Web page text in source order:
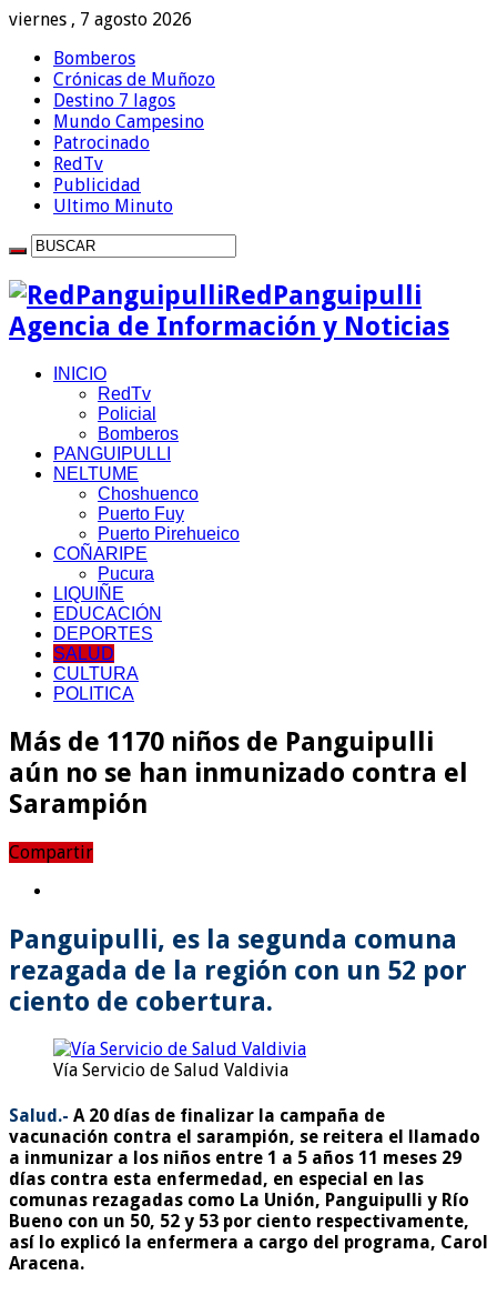
viernes , 7 agosto 2026
Bomberos
Crónicas de Muñozo
Destino 7 lagos
Mundo Campesino
Patrocinado
RedTv
Publicidad
Ultimo Minuto
RedPanguipulli
Agencia de Información y Noticias
INICIO
RedTv
Policial
Bomberos
PANGUIPULLI
NELTUME
Choshuenco
Puerto Fuy
Puerto Pirehueico
COÑARIPE
Pucura
LIQUIÑE
EDUCACIÓN
DEPORTES
SALUD
CULTURA
POLITICA
Más de 1170 niños de Panguipulli
aún no se han inmunizado contra el
Sarampión
Compartir
Panguipulli, es la segunda comuna
rezagada de la región con un 52 por
ciento de cobertura.
Vía Servicio de Salud Valdivia
Salud.- A 20 días de finalizar la campaña de
vacunación contra el sarampión, se reitera el llamado
a inmunizar a los niños entre 1 a 5 años 11 meses 29
días contra esta enfermedad, en especial en las
comunas rezagadas como La Unión, Panguipulli y Río
Bueno con un 50, 52 y 53 por ciento respectivamente,
así lo explicó la enfermera a cargo del programa, Carol
Aracena.